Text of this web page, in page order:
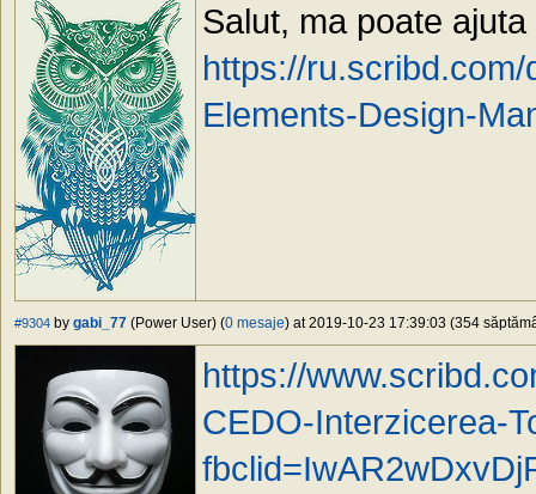
Salut, ma poate
https://
Elements-Design-
#9304 by gabi_77 (Power User) (0 mesaje) at 2019-10-23 17:39:03 (354
https://
CEDO-Interzicerea-